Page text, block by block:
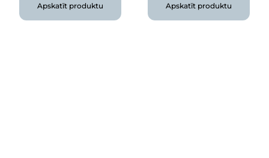
Apskatīt produktu Apskatīt produktu